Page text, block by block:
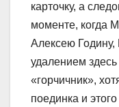
карточку, а
моменте, когда
Алексею Годину,
удалением
«горчичник»,
поединка и